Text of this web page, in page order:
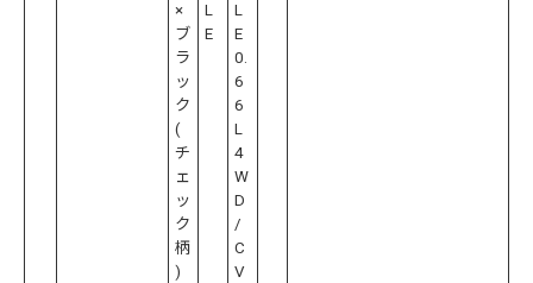
×
ブ
ラ
ッ
ク
(
チ
ェ
ッ
ク
柄
)
L
E
L
E
0.
6
6
L
4
W
D
/
C
V